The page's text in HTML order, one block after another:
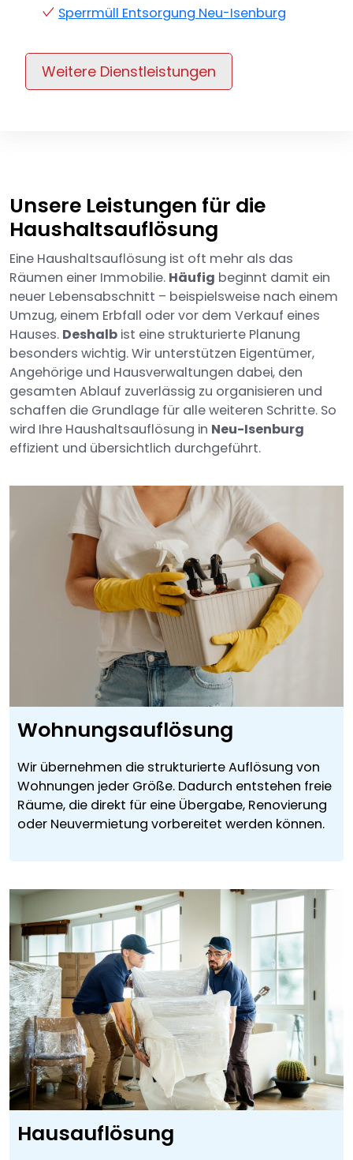
Sperrmüll Entsorgung Neu-Isenburg
Weitere Dienstleistungen
Unsere Leistungen für die
Haushaltsauflösung
Eine Haushaltsauflösung ist oft mehr als das
Räumen einer Immobilie. Häufig beginnt damit ein
neuer Lebensabschnitt – beispielsweise nach einem
Umzug, einem Erbfall oder vor dem Verkauf eines
Hauses. Deshalb ist eine strukturierte Planung
besonders wichtig. Wir unterstützen Eigentümer,
Angehörige und Hausverwaltungen dabei, den
gesamten Ablauf zuverlässig zu organisieren und
schaffen die Grundlage für alle weiteren Schritte. So
wird Ihre Haushaltsauflösung in Neu-Isenburg
effizient und übersichtlich durchgeführt.
Wohnungsauflösung
Wir übernehmen die strukturierte Auflösung von
Wohnungen jeder Größe. Dadurch entstehen freie
Räume, die direkt für eine Übergabe, Renovierung
oder Neuvermietung vorbereitet werden können.
Hausauflösung